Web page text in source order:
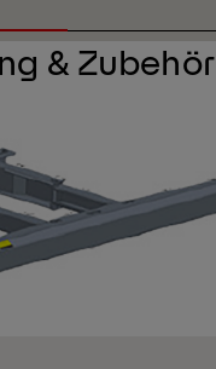
& Zubehör